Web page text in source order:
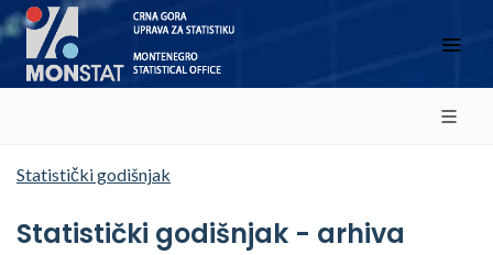
Statistički godišnjak
Statistički godišnjak - arhiva